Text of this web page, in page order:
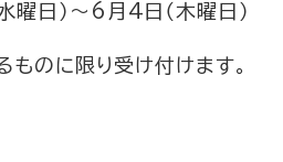
）～6月4日（木曜日）
のに限り受け付けます。